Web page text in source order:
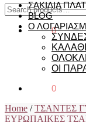
Search
for:
€0,00 0
ΣΑΚΙΔΙΑ
BLOG
Ο
ΟΙ
0
Home /ΤΣΑΝΤΕΣ
ΕΥΡΩΠΑΙΚΕΣ